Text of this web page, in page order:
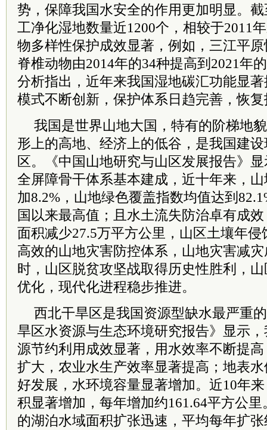
势，保障我国水安全的作用更加明显。
工净化湿地数量近1200个，相较于2011
物多样性保护成效显著，例如，三江平
脊椎动物由2014年的34种提高到2021年
分析指出，近年来我国湿地碳汇功能显
模式不断创新，保护体系日趋完善，恢
我国是世界山地大国，特有的阶梯地
形上的高地、经济上的低谷，是我国建
区。《中国山地研究与山区发展报告》
全屏障骨干体系基本建成，近十年来，
加8.2%，山地绿色覆盖指数均值达到
国以来最高值；且水土流失防治卓有成
面积减少27.5万平方公里，山区土壤年侵
高效的山地灾害防控体系，山地灾害减
时，山区脱贫攻坚战取得历史性胜利，
优化，现代化进程稳步推进。
西北干旱区是我国资源型缺水最严重
旱区水资源与生态环境研究报告》显示
源节约利用成效显著，用水效率不断提
扩大，农业水生产效率显著提高；地表
好发展，水环境容量显著增加。近10年
积显著增加，每年增加约161.64平方公
的湖泊水域面积扩张迅速，平均每年扩